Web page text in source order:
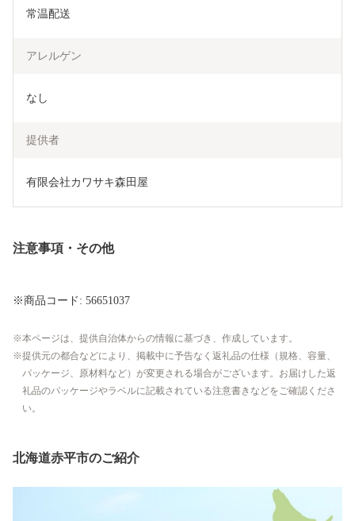
常温配送
アレルゲン
なし
提供者
有限会社カワサキ森田屋
注意事項・その他
※商品コード: 56651037
本ページは、提供自治体からの情報に基づき、作成しています。
提供元の都合などにより、掲載中に予告なく返礼品の仕様（規格、容量、
パッケージ、原材料など）が変更される場合がございます。お届けした返
礼品のパッケージやラベルに記載されている注意書きなどをご確認くださ
い。
北海道赤平市のご紹介